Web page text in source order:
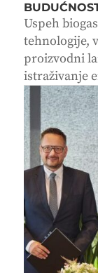
Uspeh
tehnologije,
proizvodni
istraživanje